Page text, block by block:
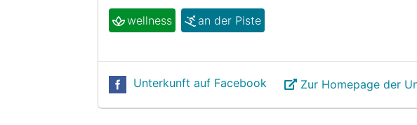
wellness
an der Piste
Unterkunft auf Facebook Zur Homepage der